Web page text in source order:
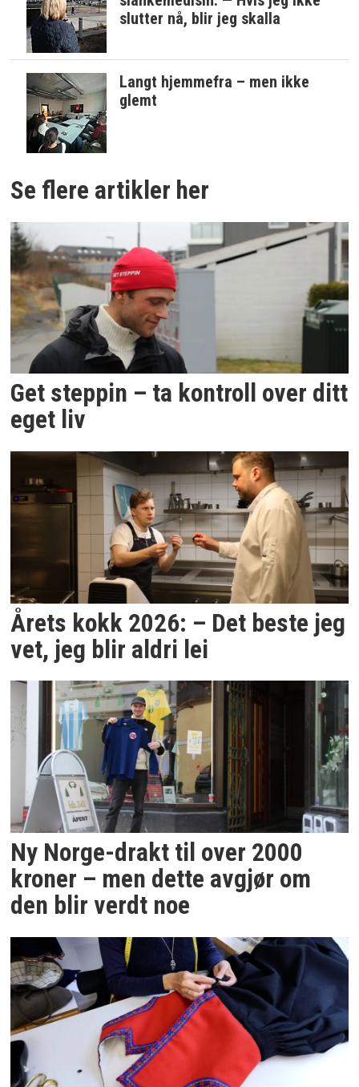
slutter nå, blir jeg skalla
Langt hjemmefra – men ikke
glemt
Se flere artikler her
Get steppin – ta kontroll over ditt
eget liv
Årets kokk 2026: – Det beste jeg
vet, jeg blir aldri lei
Ny Norge-drakt til over 2000
kroner – men dette avgjør om
den blir verdt noe